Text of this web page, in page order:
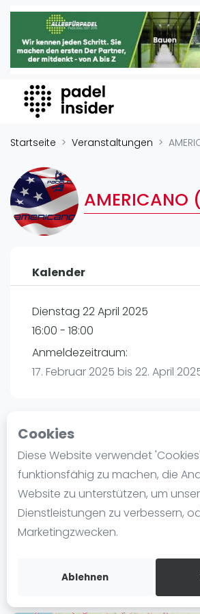
Cookies
Diese Website verwendet
funktionsfähig zu machen, die
Website zu unterstützen, um
Dienstleistungen zu verbessern,
Marketingzwecken.
Ablehnen
Padel Insider
Home
Organisationen
Buchungssysteme
Padel-Shops
Padelplatzbauer
Verschiedenes
Veranstaltungen
International
Ranking
Männer
Frauen
Blog
Die Geschichte von Padel
Regeln und Punktzählung
Padel Schläge
Video
Startseite Veranstaltungen
AMERICANO
Kalender
Dienstag 22 April 2025
16:00 - 18:00
Anmeldezeitraum:
17. Februar 2025 bis 22. April
Playtomic (Abgesagt))
Padelon Gelsenkirchen |
Zweckeler Str.55
45896
Routebeschrijving